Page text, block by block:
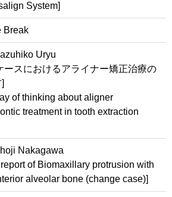
System]
Break
Uryu
ースにおけるアライナー矯正治療の
of thinking about aligner
treatment in tooth extraction
Nakagawa
of Biomaxillary protrusion with
alveolar bone (change case)]